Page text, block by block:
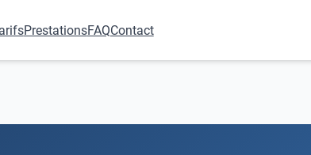
PrestationsFAQContact